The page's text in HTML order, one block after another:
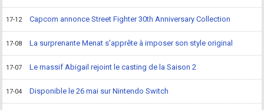
17-12 Capcom annonce Street Fighter 30th Anniversary Collection
17-08 La surprenante Menat s'apprête à imposer son style original
17-07 Le massif Abigail rejoint le casting de la Saison 2
17-04 Disponible le 26 mai sur Nintendo Switch